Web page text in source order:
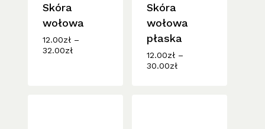
Skóra
wołowa
12.00zł –
32.00złZakres
Skóra
wołowa
płaska
12.00zł –
30.00złZakres